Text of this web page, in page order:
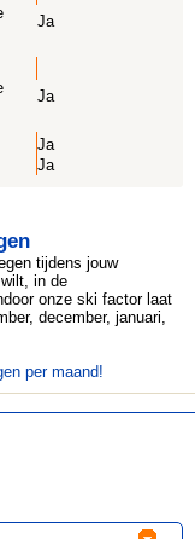
Ja
Ja
Ja
Ja
tijdens jouw
in de
onze ski factor laat
december, januari,
per maand!